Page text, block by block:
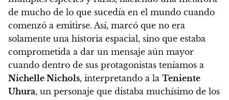
de mucho de lo que sucedía en el mundo cuando
comenzó a emitirse. Así, marcó que no era
solamente una historia espacial, sino que estaba
comprometida a dar un mensaje aún mayor
cuando dentro de sus protagonistas teníamos a
Nichelle Nichols, interpretando a la Teniente
Uhura, un personaje que distaba muchísimo de los